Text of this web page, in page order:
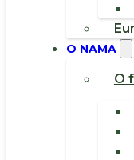
O NAMA
O